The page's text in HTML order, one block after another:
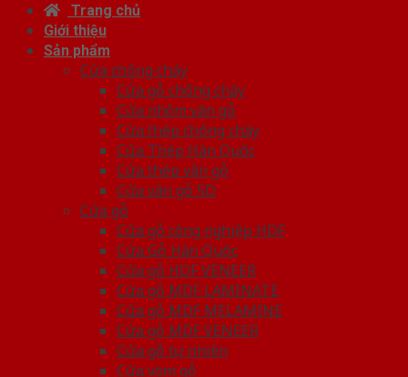
Trang chủ
Giới thiệu
Sản phẩm
Cửa chống cháy
Cửa gỗ chống cháy
Cửa nhôm vân gỗ
Cửa thép chống cháy
Cửa Thép Hàn Quốc
Cửa thép vân gỗ
Cửa vân gỗ 5D
Cửa gỗ
Cửa gỗ công nghiệp HDF
Cửa Gỗ Hàn Quốc
Cửa gỗ HDF VENEER
Cửa gỗ MDF LAMINATE
Cửa gỗ MDF MELAMINE
Cửa gỗ MDF VENEER
Cửa gỗ tự nhiên
Cửa vòm gỗ